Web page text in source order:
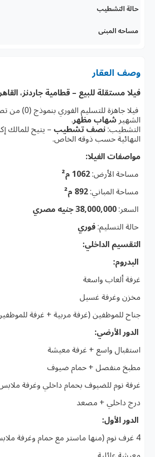
حالة التشطيب
مساحه المبنى
وصف العقار
فيلا مستقلة للبيع – قطامية جاردنز،
فيلا جاهزة
الشهيرشهاب مظهر.
التشطيب:نصف تشطيب – يتيح للمالك
النهائية حسب ذوقه الخاص.
مواصفات الفيلا:
مساحة الأرض:1062 م²
مساحة المباني:892 م²
السعر:38,000,000 جنيه مصري
حالة التسليم:فوري
التقسيم الداخلي:
البدروم:
غرفة ألعاب واسعة
مخزن وغرفة غسيل
جناح للموظفين (غرفة مربية + غرفة
الدور الأرضي:
استقبال واسع + غرفة معيشة
مطبخ منفصل + حمام ضيوف
غرفة نوم للضيوف بحمام داخلي وغرفة
درج داخلي + مصعد
الدور الأول:
4 غرف نوم (منها ماستر مع حمام وغرفة ملابس)